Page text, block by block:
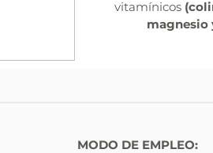
vitamínicos
magnesio
MODO DE EMPLEO: